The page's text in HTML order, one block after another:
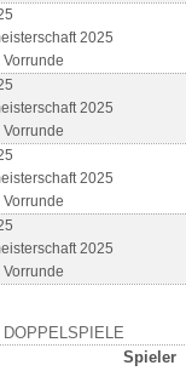
2025
2025
2025
2025
Vorrunde
DOPPELSPIELE
Spieler